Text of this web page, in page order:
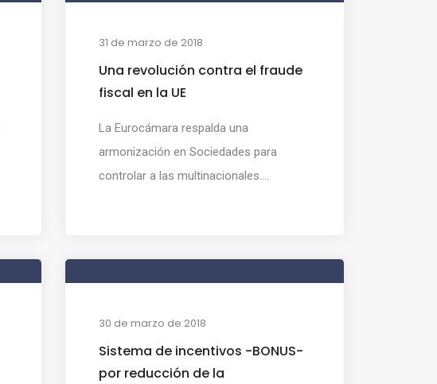
31 de marzo de 2018
Una revolución contra el fraude
fiscal en la UE
La Eurocámara respalda una
armonización en Sociedades para
controlar a las multinacionales....
30 de marzo de 2018
Sistema de incentivos -BONUS-
por reducción de la